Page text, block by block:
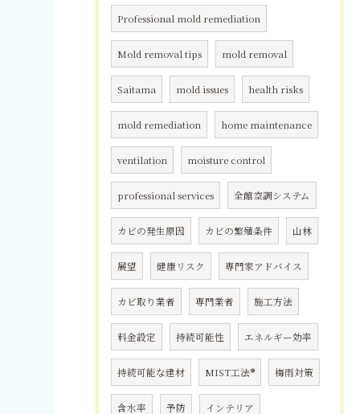
Professional mold remediation
Mold removal tips mold removal
Saitama mold issues health risks
mold remediation home maintenance
ventilation moisture control
professional services 全館空調システム
カビの発生原因 カビの繁殖条件 山林
展望 健康リスク 専門家アドバイス
カビ取り業者 専門業者 施工方法
料金設定 持続可能性 エネルギー効率
持続可能な建材 MIST工法® 梅雨対策
含水率 予防 インテリア